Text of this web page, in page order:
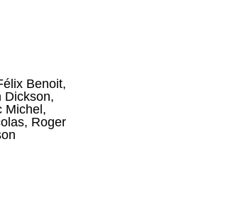
Benoit,
Dickson,
Michel ,
, Roger